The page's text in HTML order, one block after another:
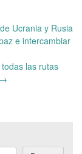
Ucrania y Rusia
e intercambiar
todas las rutas
→